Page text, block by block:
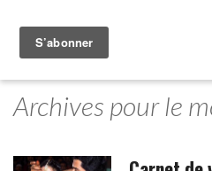
Archives pour le